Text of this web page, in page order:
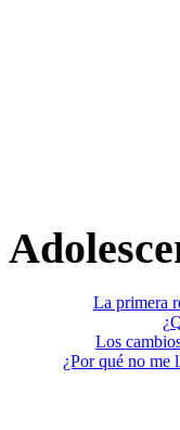
La primera
Los
¿Por qué no me